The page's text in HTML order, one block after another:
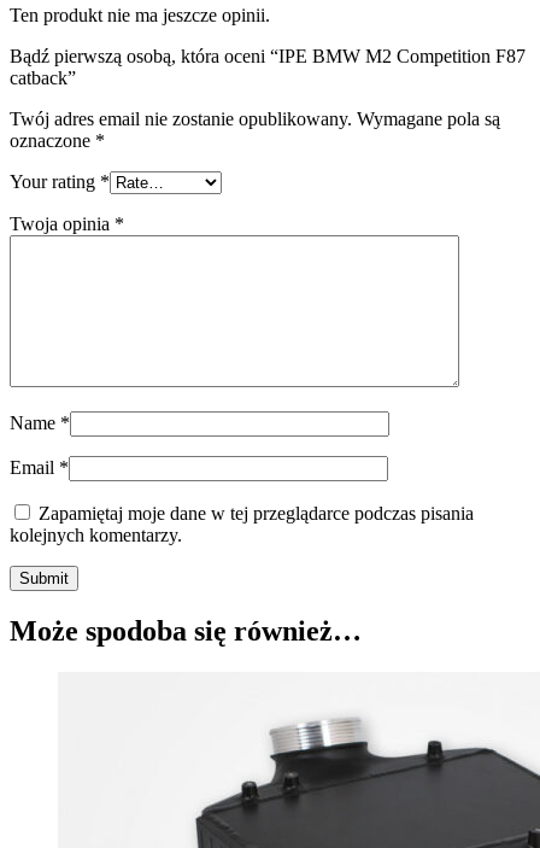
Ten produkt nie ma jeszcze opinii.
Bądź pierwszą osobą, która oceni “IPE BMW M2 Competition F87
catback”
Twój adres email nie zostanie opublikowany. Wymagane pola są
oznaczone *
Your rating *
Twoja opinia *
Name *
Email *
Zapamiętaj moje dane w tej przeglądarce podczas pisania
kolejnych komentarzy.
Submit
Może spodoba się również…